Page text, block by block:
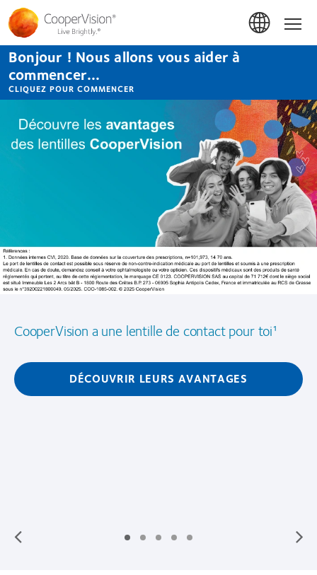
Aller
au
contenu
principal
Bonjour ! Nous allons vous aider à
commencer...
CLIQUEZ POUR COMMENCER
Lentilles
de
CooperVision a une lentille de contact pour toi¹
DÉCOUVRIR LEURS AVANTAGES